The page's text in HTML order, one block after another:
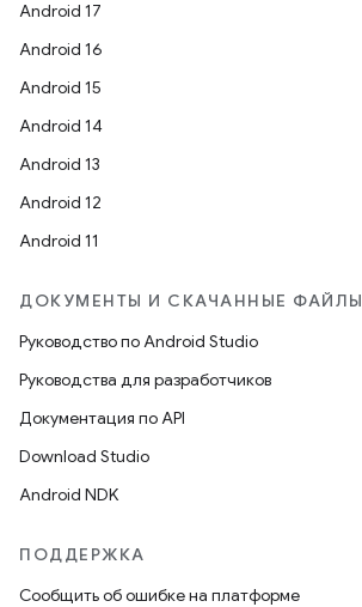
Android 17
Android 16
Android 15
Android 14
Android 13
Android 12
Android 11
ДОКУМЕНТЫ И СКАЧАННЫЕ ФАЙЛЫ
Руководство по Android Studio
Руководства для разработчиков
Документация по API
Download Studio
Android NDK
ПОДДЕРЖКА
Сообщить об ошибке на платформе